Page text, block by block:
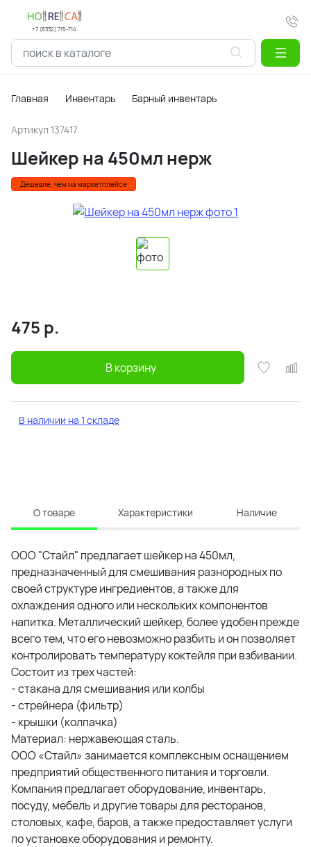
+7 (8332) 715-714
Главная Инвентарь Барный инвентарь
Артикул 137417
Шейкер на 450мл нерж
Дешевле, чем на маркетплейсе
475 р.
В корзину
В наличии на 1 складе
О товаре Характеристики Наличие
ООО "Стайл" предлагает шейкер на 450мл,
предназначенный для смешивания разнородных по
своей структуре ингредиентов, а также для
охлаждения одного или нескольких компонентов
напитка. Металлический шейкер, более удобен прежде
всего тем, что его невозможно разбить и он позволяет
контролировать температуру коктейля при взбивании.
Состоит из трех частей:
- стакана для смешивания или колбы
- стрейнера (фильтр)
- крышки (колпачка)
Материал: нержавеющая сталь.
ООО «Стайл» занимается комплексным оснащением
предприятий общественного питания и торговли.
Компания предлагает оборудование, инвентарь,
посуду, мебель и другие товары для ресторанов,
столовых, кафе, баров, а также предоставляет услуги
по установке оборудования и ремонту.